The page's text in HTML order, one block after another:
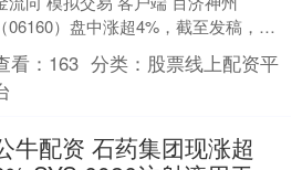
（06160）盘中涨超4%，截至发稿，股
价上涨3.30%，现报200.20港元，成交
....
看： 163 分类： 股票线上配资平
牛配资 石药集团现涨超